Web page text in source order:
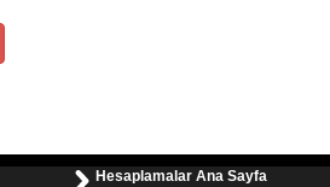
Hesaplamalar Ana Sayfa